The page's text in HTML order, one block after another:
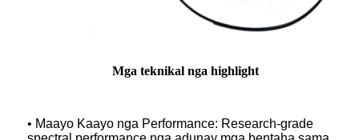
Mga teknikal nga highlight
• Maayo Kaayo nga Performance: Research-grade